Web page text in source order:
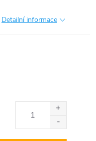
Detailní informace